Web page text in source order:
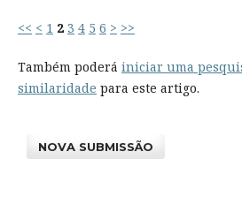
<< < 1 2 3 4 5 6 > >>
Também poderá iniciar uma
similaridade para este artigo.
NOVA SUBMISSÃO